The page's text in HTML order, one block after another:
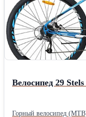
Велосипед 29
Горный велосипед